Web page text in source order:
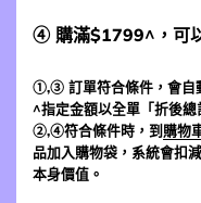
④ 購滿$1799^，可
①,③ 訂單符合條件，會自
^指定金額以全單「折後總
②,④符合條件時，到 購物
品加入購物袋，系統會扣
本身價值。